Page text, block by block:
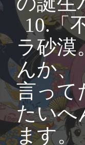
10.「
ラ砂漠
んか、
言って
たいへ
ます。